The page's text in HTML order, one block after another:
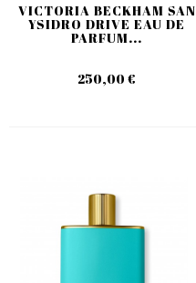
VICTORIA BECKHAM SAN
YSIDRO DRIVE EAU DE
PARFUM...
250,00 €